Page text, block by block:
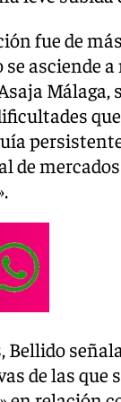
fue de
asciende
de
Bellido
de las